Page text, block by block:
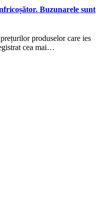
Buzunarele sunt
produselor care ies
cea mai…